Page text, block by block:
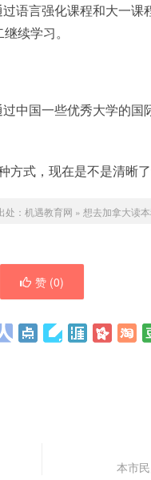
语言强化课程和大一
续学习。
中国一些优秀大学的
方式，现在是不是清晰
： 机遇教育网 » 想去加拿大读
赞 (0)
本市